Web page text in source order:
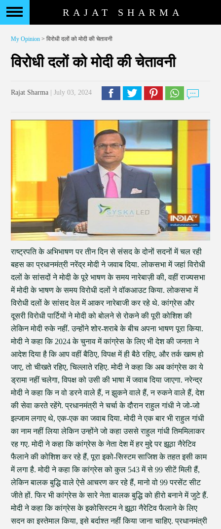
RAJAT SHARMA
My Opinion > विरोधी दलों को मोदी की चेतावनी
विरोधी दलों को मोदी की चेतावनी
Rajat Sharma | July 03, 2024
राष्ट्रपति के अभिभाषण पर तीन दिन से संसद के दोनों सदनों में चल रही
बहस का प्रधानमंत्री नरेंद्र मोदी ने जवाब दिया. लोकसभा में जहां विरोधी
दलों के सांसदों ने मोदी के पूरे भाषण के समय नारेबाज़ी की, वहीं राज्यसभा
में मोदी के भाषण के समय विरोधी दलों ने वॉकआउट किया. लोकसभा में
विरोधी दलों के सांसद वेल में आकर नारेबाजी कर रहे थे. कांग्रेस और
दूसरी विरोधी पार्टियों ने मोदी को बोलने से रोकने की पूरी कोशिश की
लेकिन मोदी रुके नहीं. उन्होंने शोर-शराबे के बीच अपना भाषण पूरा किया.
मोदी ने कहा कि 2024 के चुनाव में कांग्रेस के लिए भी देश की जनता ने
आदेश दिया है कि आप वहीं बैठिए, विपक्ष में ही बैठे रहिए, और तर्क खत्म हो
जाए, तो चीखते रहिए, चिल्लाते रहिए. मोदी ने कहा कि अब कांग्रेस का ये
ड्रामा नहीं चलेगा, विपक्ष को उसी की भाषा में जवाब दिया जाएगा. नरेन्द्र
मोदी ने कहा कि न वो डरने वाले हैं, न झुकने वाले हैं, न रुकने वाले हैं, देश
की सेवा करते रहेंगे. प्रधानमंत्री ने चर्चा के दौरान राहुल गांधी ने जो-जो
इल्जाम लगाए थे, एक-एक का जवाब दिया. मोदी ने एक बार भी राहुल गांधी
का नाम नहीं लिया लेकिन उन्होंने जो कहा उससे राहुल गांधी तिममिलाकर
रह गए. मोदी ने कहा कि कांग्रेस के नेता देश में हर मुद्दे पर झूठा नैरेटिव
फैलाने की कोशिश कर रहे हैं, पूरा इको-सिस्टम साजिश के तहत इसी काम
में लगा है. मोदी ने कहा कि कांग्रेस को कुल 543 में से 99 सीटें मिली हैं,
लेकिन बालक बुद्धि वाले ऐसे आचरण कर रहे हैं, मानो वो 99 परसेंट सीट
जीते हों. फिर भी कांग्रेस के सारे नेता बालक बुद्धि को हीरो बनाने में जुटे हैं.
मोदी ने कहा कि कांग्रेस के इकोसिस्टम ने झूठा नैरेटिव फैलाने के लिए
सदन का इस्तेमाल किया, इसे बर्दाश्त नहीं किया जाना चाहिए. प्रधानमंत्री